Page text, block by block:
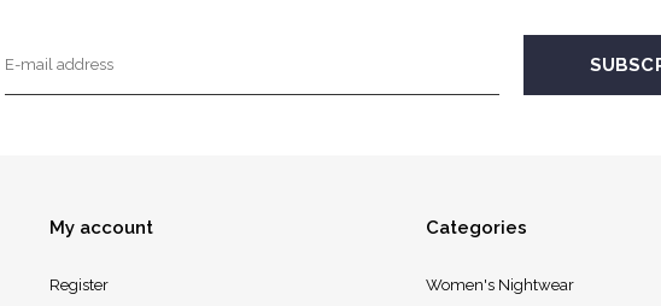
My account
Register
Categories
Women's Nightwear